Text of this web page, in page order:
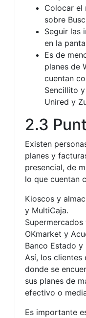
Colocar el
sobre
Seguir las
en la
Es de
planes de
cuentan
Sencillito
Unired y
2.3
Existen
planes y
presencial, de
lo que cuentan
Kioscos y
y MultiCaja.
OKmarket y
Banco Estado y
Así, los clientes
donde se
sus planes de
efectivo o
Es importante